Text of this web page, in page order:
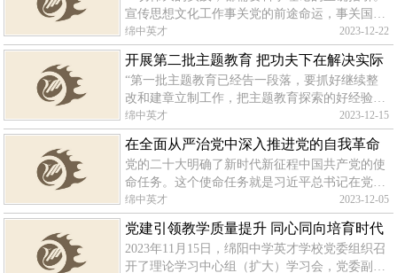
宣传思想文化工作事关党的前途命运，事关国家
长治久安，事关民族凝聚力和向心力，必须以科
学理论为指导，加强理论思维，总结好、运用好
党关于新时代文化建设的思想理论成
绵中英才 2023-12-22
开展第二批主题教育 把功夫下在解决实际
问题上
“第一批主题教育已经告一段落，要抓好继续整
改和建章立制工作，把主题教育探索的好经验好
做法转化为长效机制。”“第二批主题教育已经启
动，各地要坚持科学谋划、统筹安排、分类指
导，确保取得实效。”习近平总书记
绵中英才 2023-12-15
在全面从严治党中深入推进党的自我革命
党的二十大明确了新时代新征程中国共产党的使
命任务。这个使命任务就是习近平总书记在党的
二十大报告中所指出的：“从现在起，中国共产
党的中心任务就是团结带领全国各族人民全面建
成社会主义现代化强国、实现第二个
绵中英才 2023-12-05
党建引领教学质量提升 同心同向培育时代
新人 ——绵阳中学英才校党委理论学习中
2023年11月15日，绵阳中学英才学校党委组织召
开了理论学习中心组（扩大）学习会，党委副书